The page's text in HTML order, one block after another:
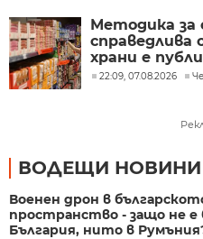
Методика за
справедлива
храни е
обсъждане
22:09, 07.08.2026
ВОДЕЩИ НОВИНИ
Военен дрон в
пространство - защо не е
България, нито в